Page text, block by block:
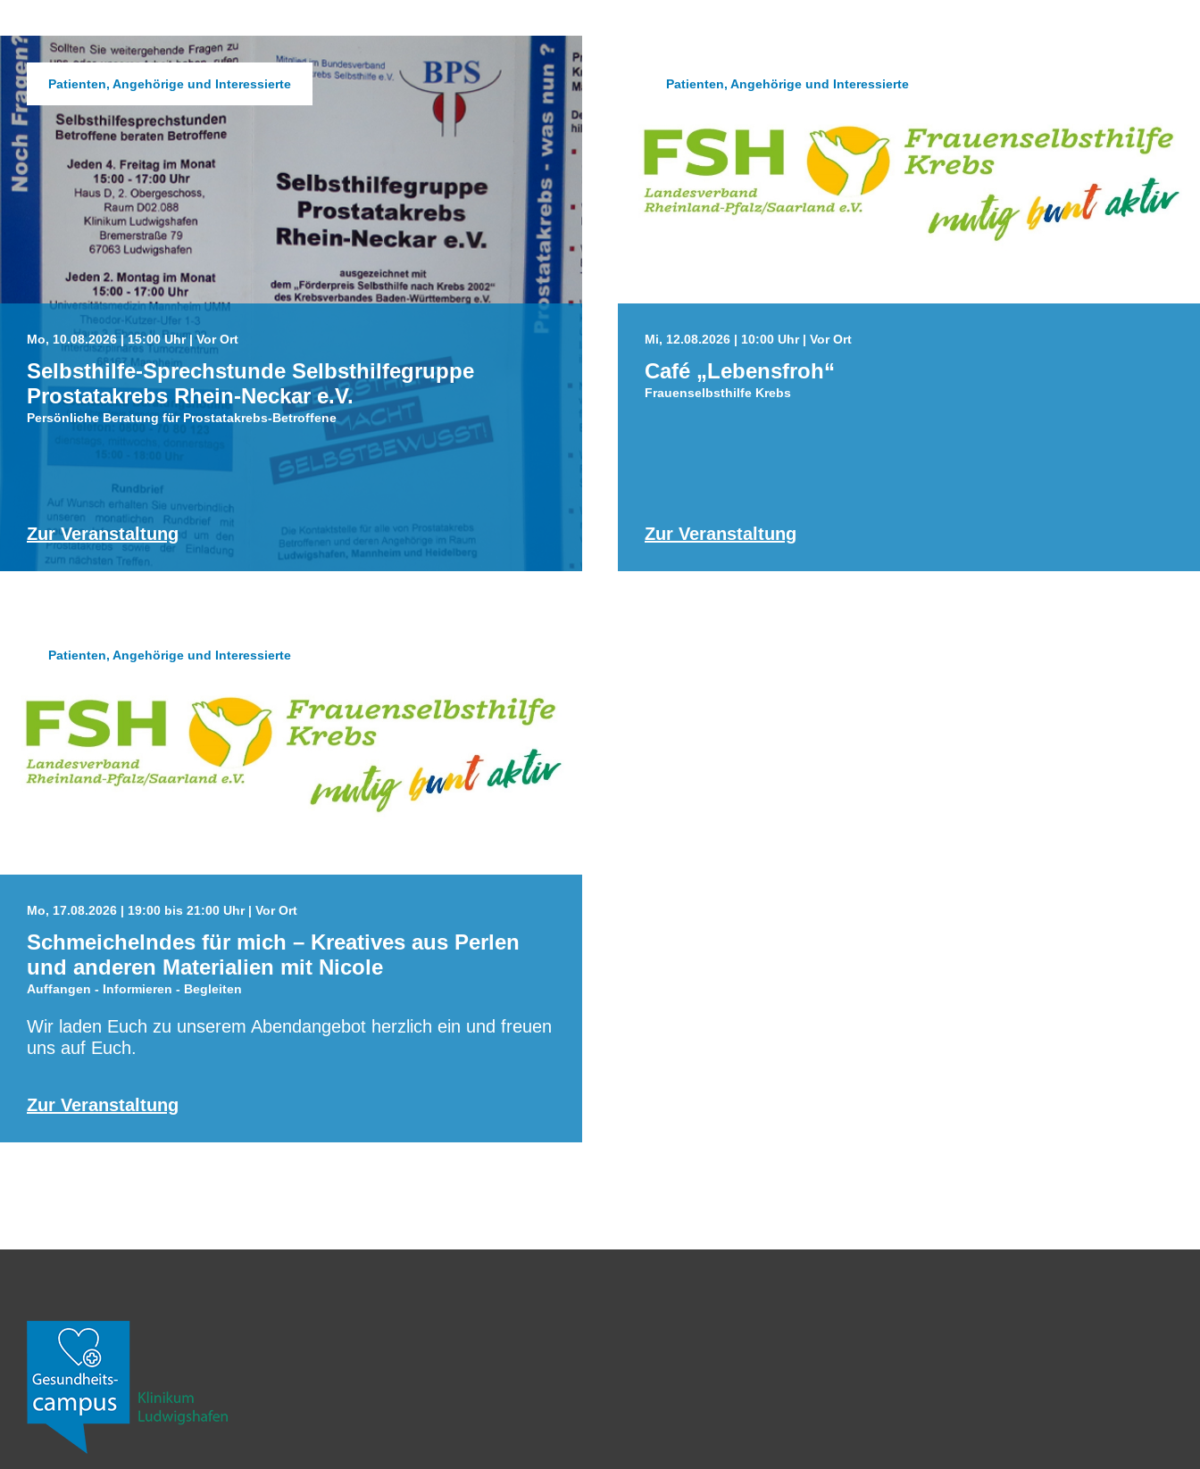
Patienten, Angehörige und Interessierte
Mo, 10.08.2026 | 15:00 Uhr | Vor Ort
Selbsthilfe-Sprechstunde Selbsthilfegruppe
Prostatakrebs Rhein-Neckar e.V.
Persönliche Beratung für Prostatakrebs-Betroffene
Zur Veranstaltung
Patienten, Angehörige und Interessierte
Mi, 12.08.2026 | 10:00 Uhr | Vor Ort
Café „Lebensfroh“
Frauenselbsthilfe Krebs
Zur Veranstaltung
Patienten, Angehörige und Interessierte
Mo, 17.08.2026 | 19:00 bis 21:00 Uhr | Vor Ort
Schmeichelndes für mich – Kreatives aus Perlen
und anderen Materialien mit Nicole
Auffangen - Informieren - Begleiten
Wir laden Euch zu unserem Abendangebot herzlich ein und freuen
uns auf Euch.
Zur Veranstaltung